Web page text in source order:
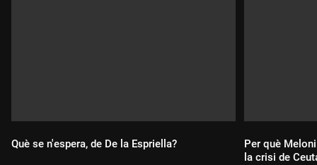
Què se n'espera, de De la Espriella?
Per què
la crisi de